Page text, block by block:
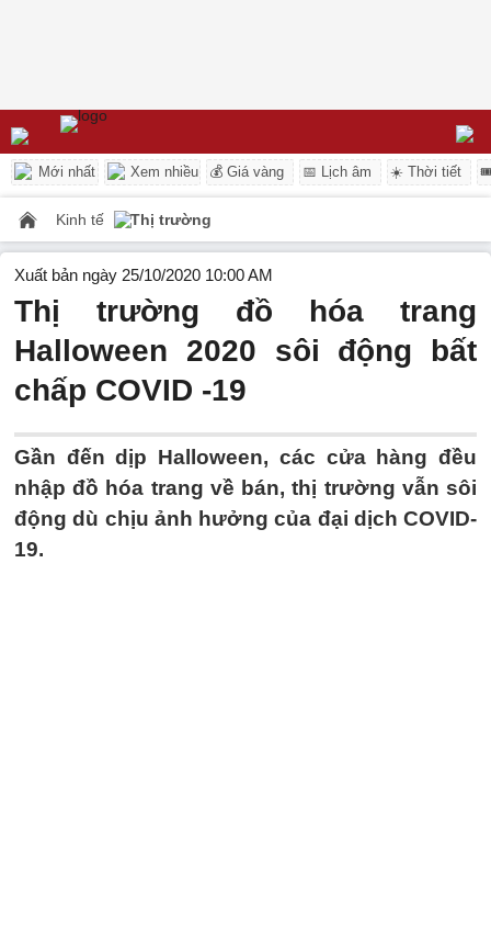
Mới nhất Xem nhiều 💰 Giá vàng 📅 Lịch âm ☀️ Thời tiết
Kinh tế Thị trường
Xuất bản ngày 25/10/2020 10:00 AM
Thị trường đồ hóa trang
Halloween 2020 sôi động bất
chấp COVID -19
Gần đến dịp Halloween, các cửa hàng đều
nhập đồ hóa trang về bán, thị trường vẫn sôi
động dù chịu ảnh hưởng của đại dịch COVID-
19.